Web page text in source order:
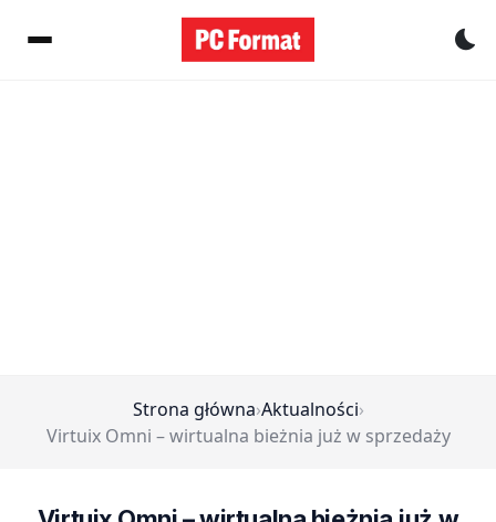
Strona główna›Aktualności›
Virtuix Omni – wirtualna bieżnia już w sprzedaży